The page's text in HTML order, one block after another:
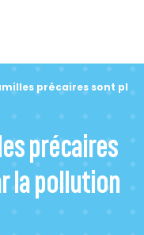
précaires sont
précaires
la pollution